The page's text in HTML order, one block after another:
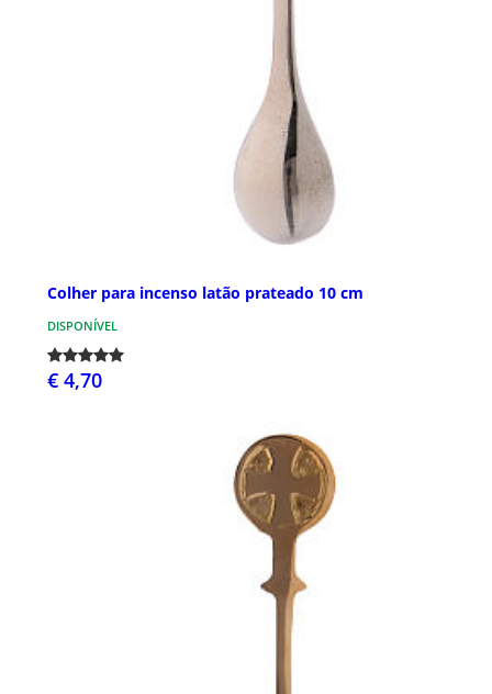
Colher para incenso latão prateado 10 cm
DISPONÍVEL
€ 4,70